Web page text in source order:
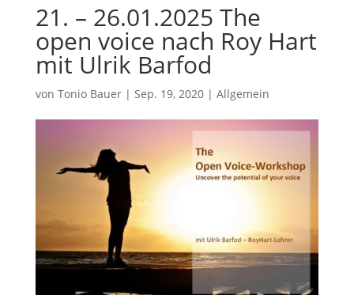
21. – 26.01.2025 The
open voice nach Roy Hart
mit Ulrik Barfod
von Tonio Bauer| Sep. 19, 2020| Allgemein